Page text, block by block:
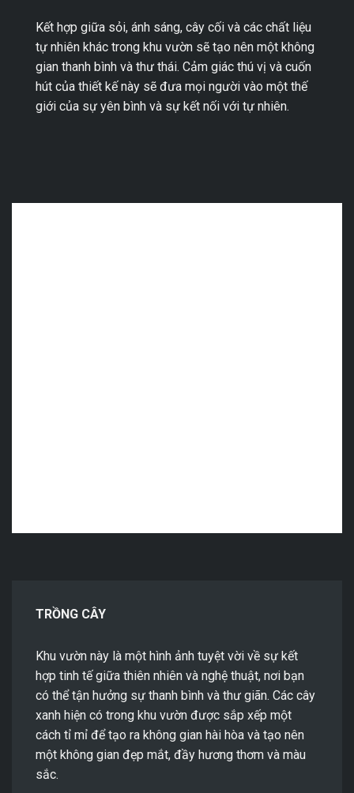
Kết hợp giữa sỏi, ánh sáng, cây cối và các chất liệu
tự nhiên khác trong khu vườn sẽ tạo nên một không
gian thanh bình và thư thái. Cảm giác thú vị và cuốn
hút của thiết kế này sẽ đưa mọi người vào một thế
giới của sự yên bình và sự kết nối với tự nhiên.
TRỒNG CÂY
Khu vườn này là một hình ảnh tuyệt vời về sự kết
hợp tinh tế giữa thiên nhiên và nghệ thuật, nơi bạn
có thể tận hưởng sự thanh bình và thư giãn. Các cây
xanh hiện có trong khu vườn được sắp xếp một
cách tỉ mỉ để tạo ra không gian hài hòa và tạo nên
một không gian đẹp mắt, đầy hương thơm và màu
sắc.